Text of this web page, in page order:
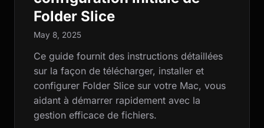
Folder Slice
May 8, 2025
Ce guide fournit des instructions détaillées
sur la façon de télécharger, installer et
configurer Folder Slice sur votre Mac, vous
aidant à démarrer rapidement avec la
gestion efficace de fichiers.